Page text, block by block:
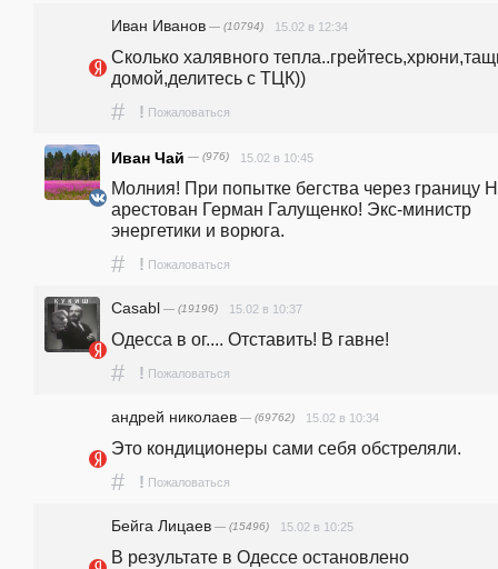
Иван Иванов — (10794) 15.02 в 12:34
Сколько халявного
домой,делитесь с ТЦК))
# ! Пожаловаться
Иван Чай — (976) 15.02 в 10:45
Молния! При попытке бегства через границу
арестован Герман Галущенко! Экс-министр
энергетики и ворюга.
# ! Пожаловаться
Casabl — (19196) 15.02 в 10:37
Одесса в ог.... Отставить! В гавне!
# ! Пожаловаться
андpeй николаев — (69762) 15.02 в 10:34
Это кондиционеры сами себя обстреляли.
# ! Пожаловаться
Бейга Лицаев — (15496) 15.02 в 10:25
В результате в Одессе остановлено